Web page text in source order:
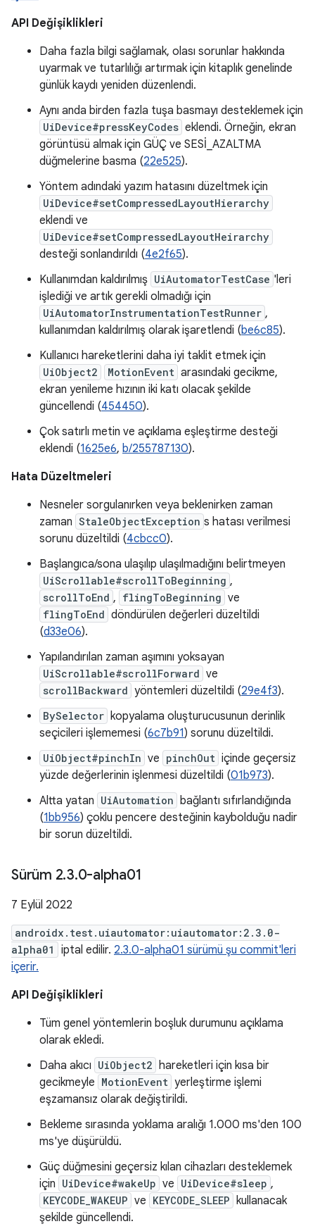
API Değişiklikleri
Daha fazla bilgi sağlamak, olası sorunlar hakkında
uyarmak ve tutarlılığı artırmak için kitaplık genelinde
günlük kaydı yeniden düzenlendi.
Aynı anda birden fazla tuşa basmayı desteklemek için
UiDevice#pressKeyCodes eklendi. Örneğin, ekran
görüntüsü almak için GÜÇ ve SESİ_AZALTMA
düğmelerine basma (22e525).
Yöntem adındaki yazım hatasını düzeltmek için
UiDevice#setCompressedLayoutHierarchy
eklendi ve
UiDevice#setCompressedLayoutHeirarchy
desteği sonlandırıldı (4e2f65).
Kullanımdan kaldırılmış UiAutomatorTestCase 'leri
işlediği ve artık gerekli olmadığı için
UiAutomatorInstrumentationTestRunner ,
kullanımdan kaldırılmış olarak işaretlendi (be6c85).
Kullanıcı hareketlerini daha iyi taklit etmek için
UiObject2 MotionEvent arasındaki gecikme,
ekran yenileme hızının iki katı olacak şekilde
güncellendi (454450).
Çok satırlı metin ve açıklama eşleştirme desteği
eklendi (1625e6, b/255787130).
Hata Düzeltmeleri
Nesneler sorgulanırken veya beklenirken zaman
zaman StaleObjectException s hatası verilmesi
sorunu düzeltildi (4cbcc0).
Başlangıca/sona ulaşılıp ulaşılmadığını belirtmeyen
UiScrollable#scrollToBeginning ,
scrollToEnd , flingToBeginning ve
flingToEnd döndürülen değerleri düzeltildi
(d33e06).
Yapılandırılan zaman aşımını yoksayan
UiScrollable#scrollForward ve
scrollBackward yöntemleri düzeltildi (29e4f3).
BySelector kopyalama oluşturucusunun derinlik
seçicileri işlememesi (6c7b91) sorunu düzeltildi.
UiObject#pinchIn ve pinchOut içinde geçersiz
yüzde değerlerinin işlenmesi düzeltildi (01b973).
Altta yatan UiAutomation bağlantı sıfırlandığında
(1bb956) çoklu pencere desteğinin kaybolduğu nadir
bir sorun düzeltildi.
Sürüm 2.3.0-alpha01
7 Eylül 2022
androidx.test.uiautomator:uiautomator:2.3.0-
alpha01
iptal edilir. 2.3.0-alpha01 sürümü şu commit'leri
içerir.
API Değişiklikleri
Tüm genel yöntemlerin boşluk durumunu açıklama
olarak ekledi.
Daha akıcı UiObject2 hareketleri için kısa bir
gecikmeyle MotionEvent yerleştirme işlemi
eşzamansız olarak değiştirildi.
Bekleme sırasında yoklama aralığı 1.000 ms'den 100
ms'ye düşürüldü.
Güç düğmesini geçersiz kılan cihazları desteklemek
için UiDevice#wakeUp ve UiDevice#sleep ,
KEYCODE_WAKEUP ve KEYCODE_SLEEP kullanacak
şekilde güncellendi.